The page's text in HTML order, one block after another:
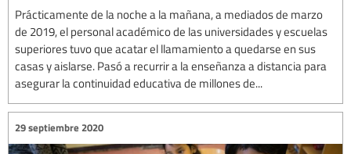
Prácticamente de la noche a la mañana, a mediados de marzo
de 2019, el personal académico de las universidades y escuelas
superiores tuvo que acatar el llamamiento a quedarse en sus
casas y aislarse. Pasó a recurrir a la enseñanza a distancia para
asegurar la continuidad educativa de millones de...
29 septiembre 2020